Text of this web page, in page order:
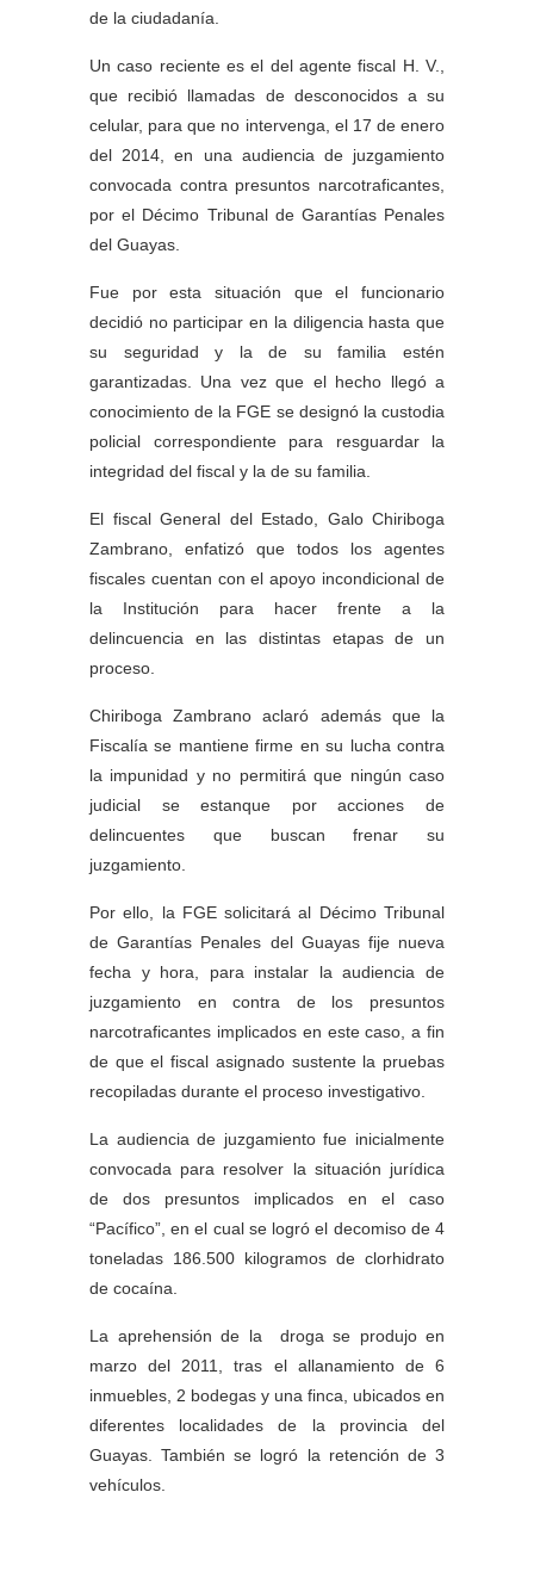
de la ciudadanía.
Un caso reciente es el del agente fiscal H. V.,
que recibió llamadas de desconocidos a su
celular, para que no intervenga, el 17 de enero
del 2014, en una audiencia de juzgamiento
convocada contra presuntos narcotraficantes,
por el Décimo Tribunal de Garantías Penales
del Guayas.
Fue por esta situación que el funcionario
decidió no participar en la diligencia hasta que
su seguridad y la de su familia estén
garantizadas. Una vez que el hecho llegó a
conocimiento de la FGE se designó la custodia
policial correspondiente para resguardar la
integridad del fiscal y la de su familia.
El fiscal General del Estado, Galo Chiriboga
Zambrano, enfatizó que todos los agentes
fiscales cuentan con el apoyo incondicional de
la Institución para hacer frente a la
delincuencia en las distintas etapas de un
proceso.
Chiriboga Zambrano aclaró además que la
Fiscalía se mantiene firme en su lucha contra
la impunidad y no permitirá que ningún caso
judicial se estanque por acciones de
delincuentes que buscan frenar su
juzgamiento.
Por ello, la FGE solicitará al Décimo Tribunal
de Garantías Penales del Guayas fije nueva
fecha y hora, para instalar la audiencia de
juzgamiento en contra de los presuntos
narcotraficantes implicados en este caso, a fin
de que el fiscal asignado sustente la pruebas
recopiladas durante el proceso investigativo.
La audiencia de juzgamiento fue inicialmente
convocada para resolver la situación jurídica
de dos presuntos implicados en el caso
“Pacífico”, en el cual se logró el decomiso de 4
toneladas 186.500 kilogramos de clorhidrato
de cocaína.
La aprehensión de la droga se produjo en
marzo del 2011, tras el allanamiento de 6
inmuebles, 2 bodegas y una finca, ubicados en
diferentes localidades de la provincia del
Guayas. También se logró la retención de 3
vehículos.